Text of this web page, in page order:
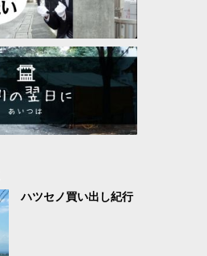
ハツセノ買い出し紀行